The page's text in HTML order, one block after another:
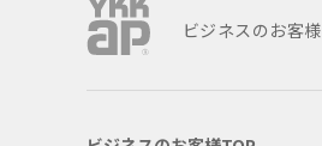
ビジネスのお客様